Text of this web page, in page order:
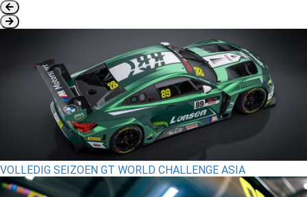
VOLLEDIG SEIZOEN GT WORLD CHALLENGE ASIA